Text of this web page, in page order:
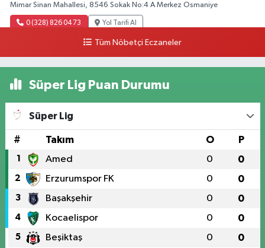
Mimar Sinan Mahallesi, 8546 Sokak No:4 A Merkez Osmaniye
0 (328) 826 04 73 Yol Tarifi Al
Tüm Nöbetçi Eczaneler
Süper Lig Puan Durumu
Süper Lig
# Takım O P
1 Amed 0 0
2 Erzurumspor FK 0 0
3 Başakşehir 0 0
4 Kocaelispor 0 0
5 Beşiktaş 0 0